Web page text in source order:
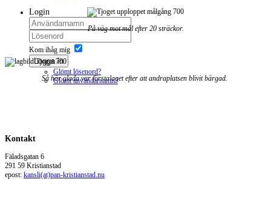
Login
Kom ihåg mig
Logga in
Glömt lösenord?
Glömt användarnamn?
På väg mot mål efter 20 sträckor.
Så här glada var förstalaget efter att andraplatsen blivit bärgad.
Kontakt
Fäladsgatan 6
291 59 Kristianstad
epost: kansli(at)pan-kristianstad.nu